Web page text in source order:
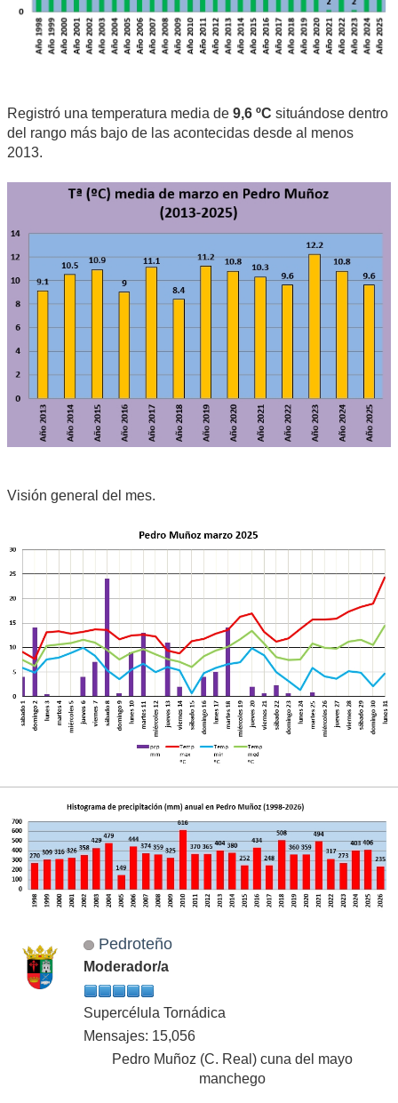
Registró una temperatura media de 9,6 ºC situándose dentro
del rango más bajo de las acontecidas desde al menos
2013.
Visión general del mes.
Pedroteño
Moderador/a
Supercélula Tornádica
Mensajes: 15,056
Pedro Muñoz (C. Real) cuna del mayo
manchego